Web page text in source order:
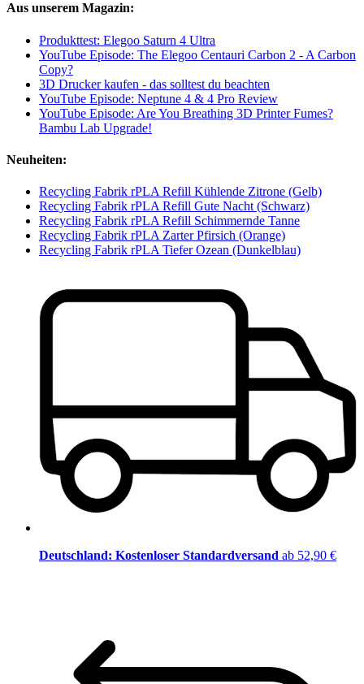
Aus unserem Magazin:
Produkttest: Elegoo Saturn 4 Ultra
YouTube Episode: The Elegoo Centauri Carbon 2 - A Carbon
Copy?
3D Drucker kaufen - das solltest du beachten
YouTube Episode: Neptune 4 & 4 Pro Review
YouTube Episode: Are You Breathing 3D Printer Fumes?
Bambu Lab Upgrade!
Neuheiten:
Recycling Fabrik rPLA Refill Kühlende Zitrone (Gelb)
Recycling Fabrik rPLA Refill Gute Nacht (Schwarz)
Recycling Fabrik rPLA Refill Schimmernde Tanne
Recycling Fabrik rPLA Zarter Pfirsich (Orange)
Recycling Fabrik rPLA Tiefer Ozean (Dunkelblau)
Deutschland: Kostenloser Standardversand ab 52,90 €